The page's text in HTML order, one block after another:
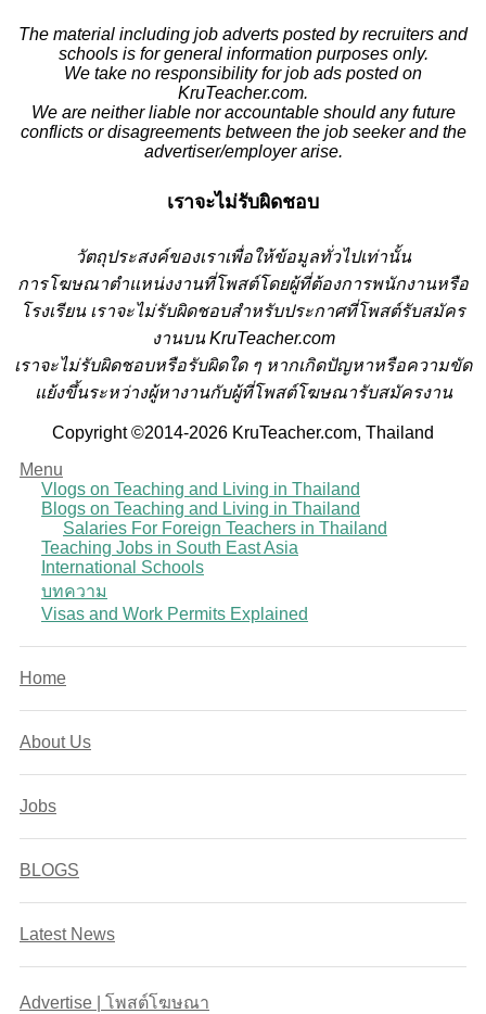
The material including job adverts posted by recruiters and
schools is for general information purposes only.
We take no responsibility for job ads posted on
KruTeacher.com.
We are neither liable nor accountable should any future
conflicts or disagreements between the job seeker and the
advertiser/employer arise.
เราจะไม่รับผิดชอบ
วัตถุประสงค์ของเราเพื่อให้ข้อมูลทั่วไปเท่านั้น
การโฆษณาตำแหน่งงานที่โพสต์โดยผู้ที่ต้องการพนักงานหรือ
โรงเรียน เราจะไม่รับผิดชอบสำหรับประกาศที่โพสต์รับสมัคร
งานบน KruTeacher.com
เราจะไม่รับผิดชอบหรือรับผิดใด ๆ หากเกิดปัญหาหรือความขัด
แย้งขึ้นระหว่างผู้หางานกับผู้ที่โพสต์โฆษณารับสมัครงาน
Copyright ©2014-2026 KruTeacher.com, Thailand
Menu
Vlogs on Teaching and Living in Thailand
Blogs on Teaching and Living in Thailand
Salaries For Foreign Teachers in Thailand
Teaching Jobs in South East Asia
International Schools
บทความ
Visas and Work Permits Explained
Home
About Us
Jobs
BLOGS
Latest News
Advertise | โพสต์โฆษณา